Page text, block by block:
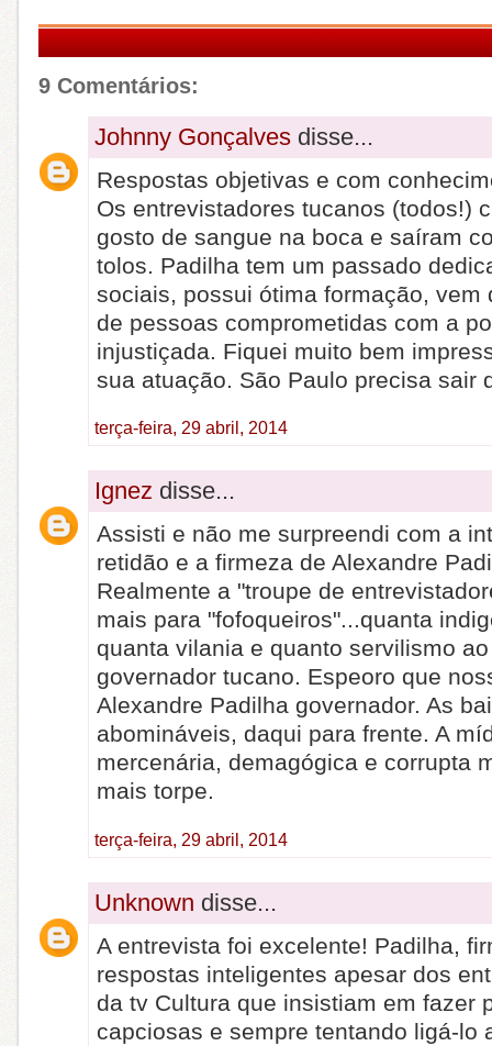
9 Comentários:
Johnny Gonçalves disse...
Respostas objetivas e com
Os entrevistadores tucanos (todos!)
gosto de sangue na boca e saíram
tolos. Padilha tem um passado
sociais, possui ótima formação, vem
de pessoas comprometidas com a
injustiçada. Fiquei muito bem
sua atuação. São Paulo precisa sair
terça-feira, 29 abril, 2014
Ignez disse...
Assisti e não me surpreendi com a
retidão e a firmeza de Alexandre
Realmente a "troupe de
mais para "fofoqueiros"...quanta
quanta vilania e quanto servilismo
governador tucano. Espeoro que
Alexandre Padilha governador. As
abomináveis, daqui para frente. A
mercenária, demagógica e corrupta
mais torpe.
terça-feira, 29 abril, 2014
Unknown disse...
A entrevista foi excelente! Padilha,
respostas inteligentes apesar dos
da tv Cultura que insistiam em fazer
capciosas e sempre tentando ligá-lo